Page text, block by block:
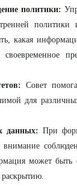
политики:
какая
своевременное
Совет
для
данных: При
внимание
может быть